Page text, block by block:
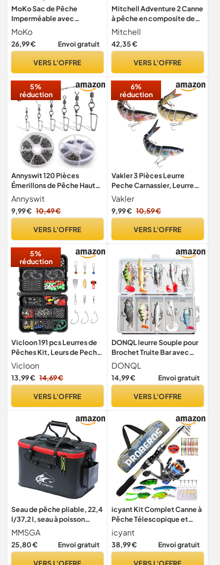
MoKo Sac de Pêche
Imperméable avec
Supports pour 2 Cannes
MoKo
26,99 € Envoi gratuit
VERS L'OFFRE
Mitchell Adventure 2 Canne
à pêche en composite de
verre durable avec guides
en acier inoxydable pour
pêche en eau douce et en
Mitchell
42,35 €
VERS L'OFFRE
5%
réduction
Annyswit 120 Pièces
Émerillons de Pêche Haute
Résistance 6# 7# 8# 10#
12# 14# Baril en Acier
Inoxydable Pêche Résistant
de Pêche à roulettes
Annyswit
9,99 € 10,49 €
VERS L'OFFRE
6%
réduction
Vakler 3 Pièces Leurre
Peche Carnassier, Leurre
Brochet Bioniques (A)
Vakler
9,99 € 10,59 €
VERS L'OFFRE
5%
réduction
Vicloon 191 pcs Leurres de
Pêches Kit, Leurs de Peche
Kit D'appâts de Pêche
Portable d’Accessoires,
Perles de Pêches, Fil
D'accessoires de Pêche
Vicloon
13,99 € 14,69 €
VERS L'OFFRE
DONQL leurre Souple pour
Brochet Truite Bar avec
hameçons aigus Pointus
DONQL
14,99 € Envoi gratuit
VERS L'OFFRE
Seau de pêche pliable, 22,4
l/37,2 l, seau à poisson
vivant multifonction, sac
de pêche en EVA pour
camping en plein air et seau
MMSGA
25,80 € Envoi gratuit
VERS L'OFFRE
icyant Kit Complet Canne à
Pêche Télescopique et
Moulinet combiné, avec
Accessoires de leurres de
pêche/Sac de Transport,
icyant
38,99 € Envoi gratuit
VERS L'OFFRE